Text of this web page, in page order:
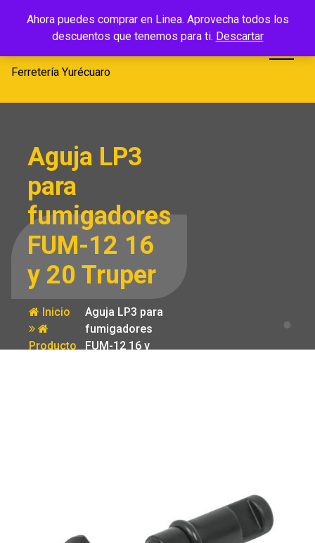
Ahora puedes comprar en Linea. Aprovecha todos los
descuentos que tenemos para ti. Descartar
Ferretería
Yurécuaro
Ferretería Yurécuaro
Aguja LP3
para
fumigadores
FUM-12 16
y 20 Truper
Inicio
Producto
Aguja LP3 para
fumigadores
FUM-12 16 y